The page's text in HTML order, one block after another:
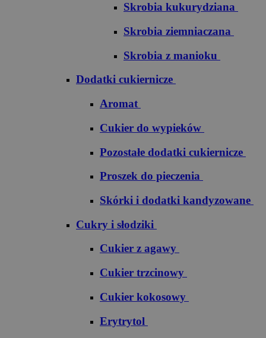
Skrobia kukurydziana
Skrobia ziemniaczana
Skrobia z manioku
Dodatki cukiernicze
Aromat
Cukier do wypieków
Pozostałe dodatki cukiernicze
Proszek do pieczenia
Skórki i dodatki kandyzowane
Cukry i słodziki
Cukier z agawy
Cukier trzcinowy
Cukier kokosowy
Erytrytol